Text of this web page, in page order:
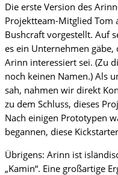
Die erste Version des
Projektteam-Mitglied Tom
Bushcraft vorgestellt. Auf
es ein Unternehmen
Arinn interessiert sei. (Zu
noch keinen Namen.) Als
sah, nahmen wir direkt
zu dem Schluss, dieses
Nach einigen Prototypen
begannen, diese
Übrigens: Arinn ist
„Kamin“. Eine großartige